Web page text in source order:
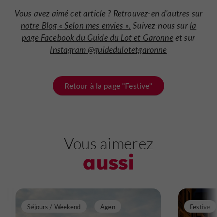
Vous avez aimé cet article ? Retrouvez-en d’autres sur
notre Blog « Selon mes envies ». Suivez-nous surla
page Facebook du Guide du Lot et Garonneet sur
Instagram @guidedulotetgaronne
Retour à la page "Festive"
Vous aimerez
aussi
Séjours / Weekend Agen Festive